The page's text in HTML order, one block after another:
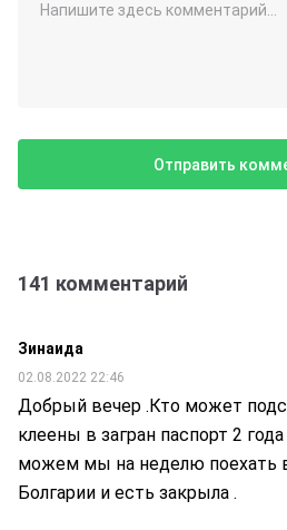
141 комментарий
Зинаида
02.08.2022 22:46
Добрый вечер .Кто может
клеены в загран паспорт 2
можем мы на неделю поехать
Болгарии и есть закрыла .